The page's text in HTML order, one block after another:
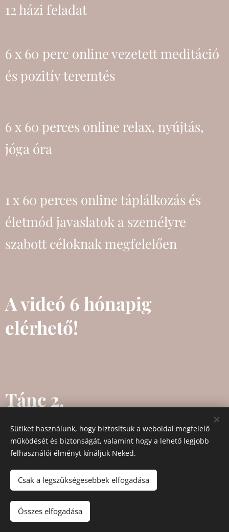
12 házi feladat
6 x 60 perc online vezetett meditáció
és pozitív teremtés
6 x 60 perces online relax, nyújtás,
jóga óra
1 x 60 perces online táplálkozás és
életmód javaslatok a személyre
szabott céloknak megfelelően
A videó 6 hónapig
elérhető!
Tánc 2,
1 x 60 perces online fizikai
állapotfelmérés és a jelenlegi
életmód, táplálkozás és célok
átbeszélése
Sütiket használunk, hogy biztosítsuk a weboldal megfelelő
működését és biztonságát, valamint hogy a lehető legjobb
felhasználói élményt kínáljuk Neked.
Csak a legszükségesebbek elfogadása
Összes elfogadása